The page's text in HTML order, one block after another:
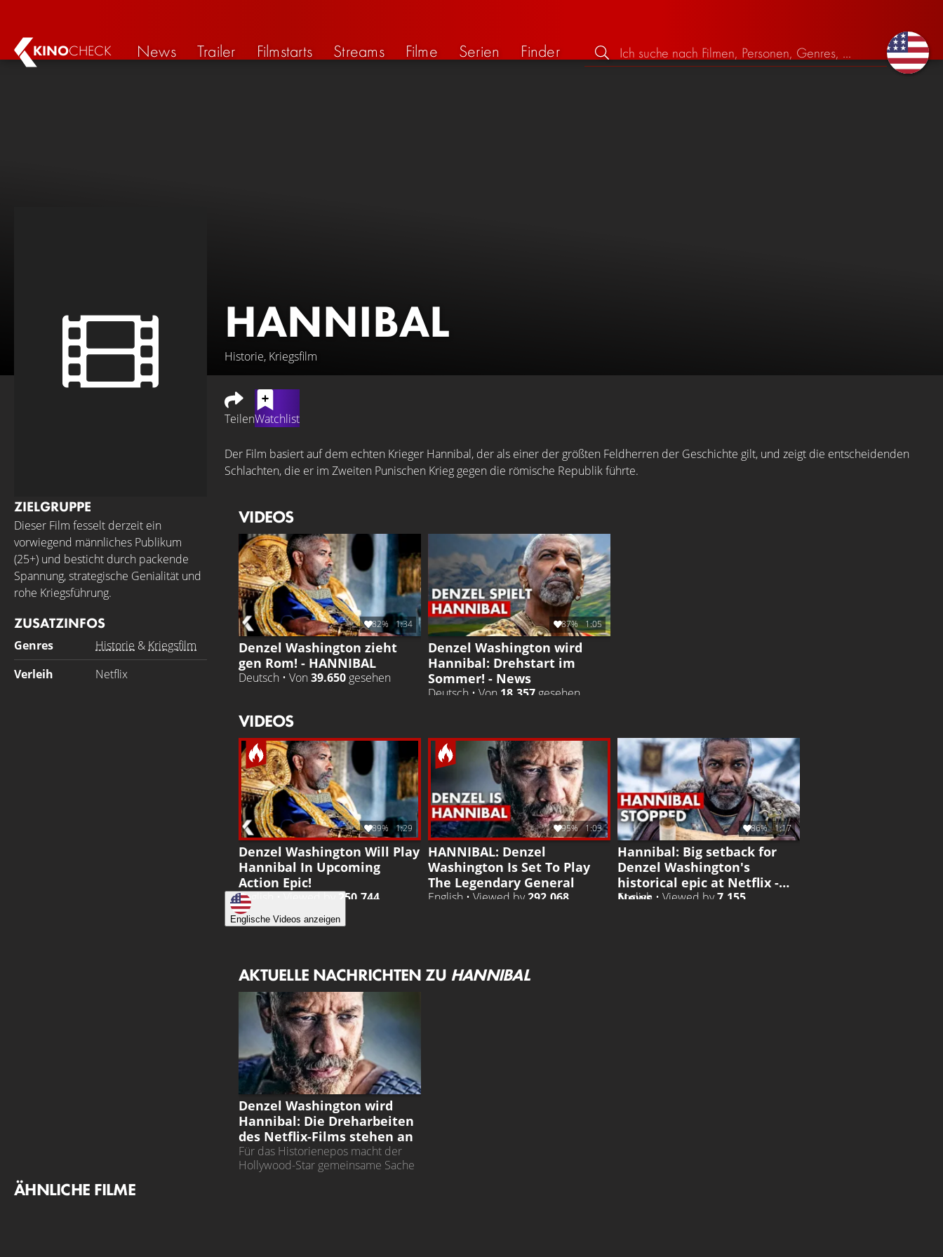
KINOCHECK News Trailer Filmstarts Streams Filme Serien Finder
HANNIBAL
Historie, Kriegsfilm
ZIELGRUPPE
Dieser Film fesselt derzeit ein
vorwiegend männliches Publikum
(25+) und besticht durch packende
Spannung, strategische Genialität und
rohe Kriegsführung.
ZUSATZINFOS
Genres Historie & Kriegsfilm
Verleih
Netflix
TeilenWatchlist
Der Film basiert auf dem echten Krieger Hannibal, der als einer der größten Feldherren der Geschichte gilt, und zeigt die entscheidenden
Schlachten, die er im Zweiten Punischen Krieg gegen die römische Republik führte.
VIDEOS
82% 1:34
Denzel Washington zieht
gen Rom! - HANNIBAL
Deutsch • Von 39.650 gesehen
87% 1:05
Denzel Washington wird
Hannibal: Drehstart im
Sommer! - News
Deutsch • Von 18.357 gesehen
VIDEOS
89% 1:29
Denzel Washington Will Play
Hannibal In Upcoming
Action Epic!
English • Viewed by 250.744
95% 1:03
HANNIBAL: Denzel
Washington Is Set To Play
The Legendary General
English • Viewed by292.068
86% 1:17
Hannibal: Big setback for
Denzel Washington's
historical epic at Netflix -
News
English • Viewed by7.155
Englische Videos anzeigen
AKTUELLE NACHRICHTEN ZU HANNIBAL
HANNIBAL
Denzel Washington wird
Hannibal: Die Dreharbeiten
des Netflix-Films stehen an
Für das Historienepos macht der
Hollywood-Star gemeinsame Sache
ÄHNLICHE FILME